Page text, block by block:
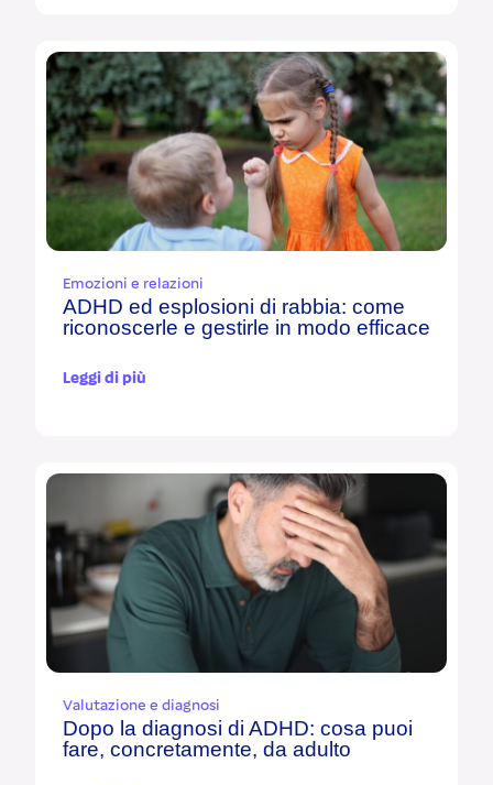
Emozioni e relazioni
ADHD ed esplosioni di rabbia: come
riconoscerle e gestirle in modo efficace
Leggi di più
Valutazione e diagnosi
Dopo la diagnosi di ADHD: cosa puoi
fare, concretamente, da adulto